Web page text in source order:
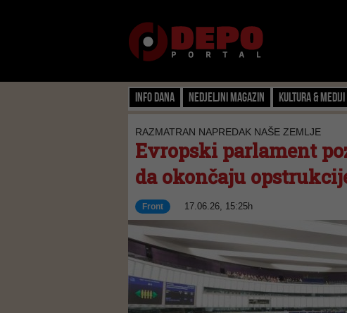
Info dana Nedjeljni magazin Kultura & Mediji
RAZMATRAN NAPREDAK NAŠE ZEMLJE
Evropski parlament
da okončaju
Front 17.06.26, 15:25h